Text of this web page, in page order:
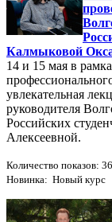
Калмыковой
14 и 15 мая в
увлекательная
руководителя
Российских
Алексеевной.
Количество показов:
Новинка: Новый курс